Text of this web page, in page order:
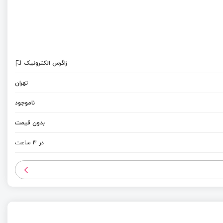
زاگرس الکترونیک
تهران
ناموجود
بدون قیمت
در 3 ساعت